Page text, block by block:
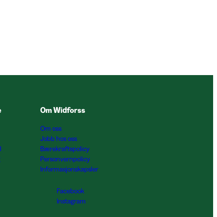
Om Widforss
Om oss
Jobb hos oss
Bærekraftspolicy
Personvernpolicy
Informasjonskapsler
Facebook
Instagram